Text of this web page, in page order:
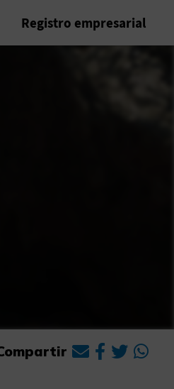
Instagram
en Youtube
Registro empresarial